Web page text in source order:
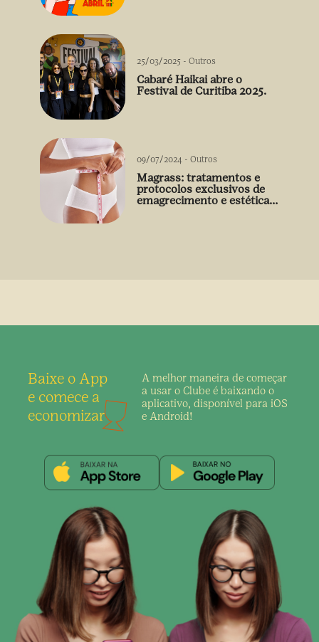
25/03/2025 - Outros
Cabaré Haikai abre o
Festival de Curitiba 2025.
09/07/2024 - Outros
Magrass: tratamentos e
protocolos exclusivos de
emagrecimento e estética
Baixe o App
e comece a
economizar
A melhor maneira de começar
a usar o Clube é baixando o
aplicativo, disponível para iOS
e Android!